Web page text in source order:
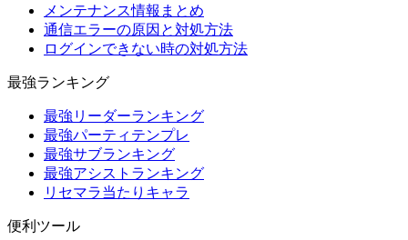
メンテナンス情報まとめ
通信エラーの原因と対処方法
ログインできない時の対処方法
最強ランキング
最強リーダーランキング
最強パーティテンプレ
最強サブランキング
最強アシストランキング
リセマラ当たりキャラ
便利ツール